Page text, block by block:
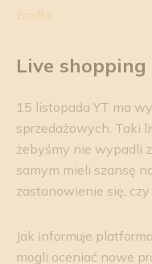
źródło
Live shopping
15 listopada YT ma
sprzedażowych. Taki
żebyśmy nie wypadli
samym mieli szansę
zastanowienie się, czy
Jak informuje
mogli oceniać nowe